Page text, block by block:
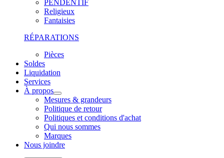
PENDENTIF
Religieux
Fantaisies
RÉPARATIONS
Pièces
Soldes
Liquidation
Services
À propos
Mesures & grandeurs
Politique de retour
Politiques et conditions d'achat
Qui nous sommes
Marques
Nous joindre